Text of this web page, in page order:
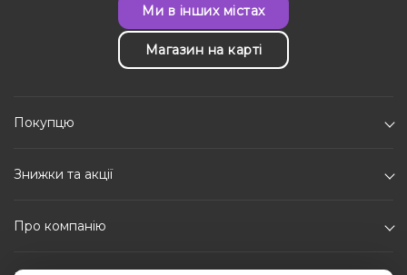
Ми в інших містах
Магазин на карті
Покупцю
Знижки та акції
Про компанію